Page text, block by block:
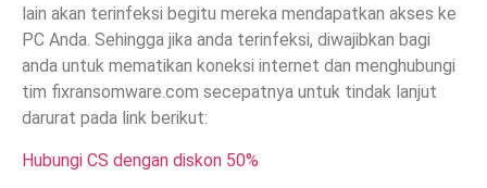
lain akan terinfeksi begitu mereka mendapatkan akses ke
PC Anda. Sehingga jika anda terinfeksi, diwajibkan bagi
anda untuk mematikan koneksi internet dan menghubungi
tim fixransomware.com secepatnya untuk tindak lanjut
darurat pada link berikut:
Hubungi CS dengan diskon 50%